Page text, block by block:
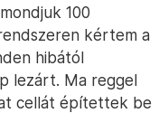
100
kértem a
hibától
lezárt. Ma reggel
cellát építettek be